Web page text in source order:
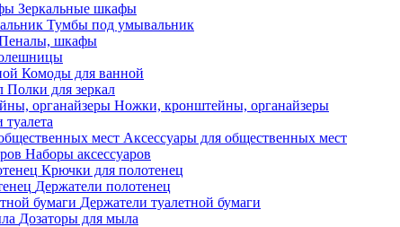
Зеркальные шкафы
Тумбы под умывальник
шкафы
Комоды для ванной
Полки для зеркал
Ножки, кронштейны, органайзеры
Аксессуары для общественных мест
Наборы аксессуаров
Крючки для полотенец
Держатели полотенец
Держатели туалетной бумаги
Дозаторы для мыла